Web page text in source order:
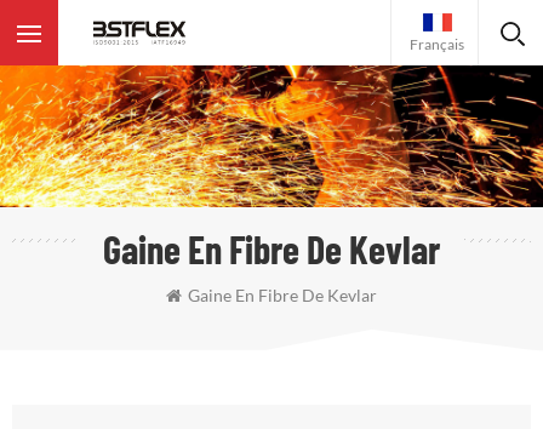
Français
Gaine En Fibre De Kevlar
Gaine En Fibre De Kevlar